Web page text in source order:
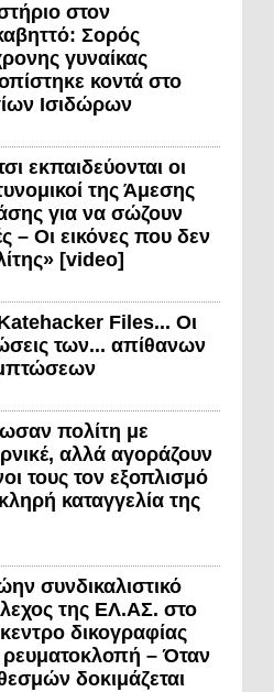
στον
Σορός
γυναίκας
κοντά στο
Ισιδώρων
εκπαιδεύονται οι
της Άμεσης
για να σώζουν
– Οι εικόνες που δεν
[video]
Files... Οι
των... απίθανων
πολίτη με
αλλά αγοράζουν
τους τον εξοπλισμό
καταγγελία της
συνδικαλιστικό
της ΕΛ.ΑΣ. στο
δικογραφίας
ρευματοκλοπή – Όταν
δοκιμάζεται